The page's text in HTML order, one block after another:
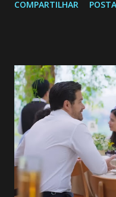
de 25/05/26 a 31/05/26
permanecer virgem até
ama, o que não é fácil, já
se aprimorar,
ser a primeira mulher da
universidade. Ela tem
muito madura para a
empática. Detesta
teimosa e muito
COMPARTILHAR